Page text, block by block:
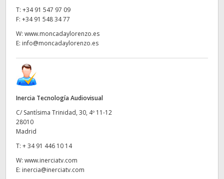
T: +34 91 547 97 09
F: +34 91 548 34 77
W: www.moncadaylorenzo.es
E: info@moncadaylorenzo.es
Inercia Tecnología Audiovisual
C/ Santísima Trinidad, 30, 4º 11-12
28010
Madrid
T: + 34 91 446 10 14
W: www.inerciatv.com
E: inercia@inerciatv.com